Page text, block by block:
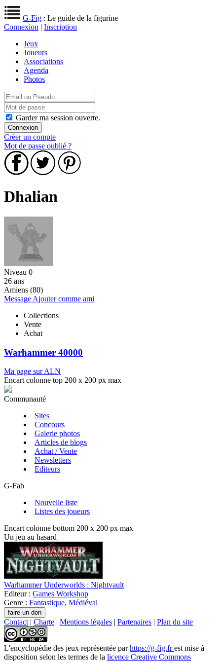
G-Fig : Le guide de la figurine
Connexion | Inscription
Jeux
Joueurs
Associations
Agenda
Photos
Garder ma session ouverte.
Créer un compte
Mot de passe oublié ?
Dhalian
Niveau 0
26 ans
Amiens (80)
Message Ajouter comme ami
Collections
Vente
Achat
Warhammer 40000
Ma page sur ALN
Encart colonne top 200 x 200 px max
Communauté
Sites
Concours
Galerie photos
Articles de blogs
Achat / Vente
Newsletters
Editeurs
G-Fab
Nouvelle liste
Listes des joueurs
Encart colonne bottom 200 x 200 px max
Un jeu au hasard
Warhammer Underworlds : Nightvault
Editeur : Games Workshop
Genre : Fantastique, Médiéval
Contact | Charte | Mentions légales | Partenaires | Plan du site
L'encyclopédie des jeux représentée parhttps://g-fig.frest mise à
disposition selon les termes de la licence Creative Commons